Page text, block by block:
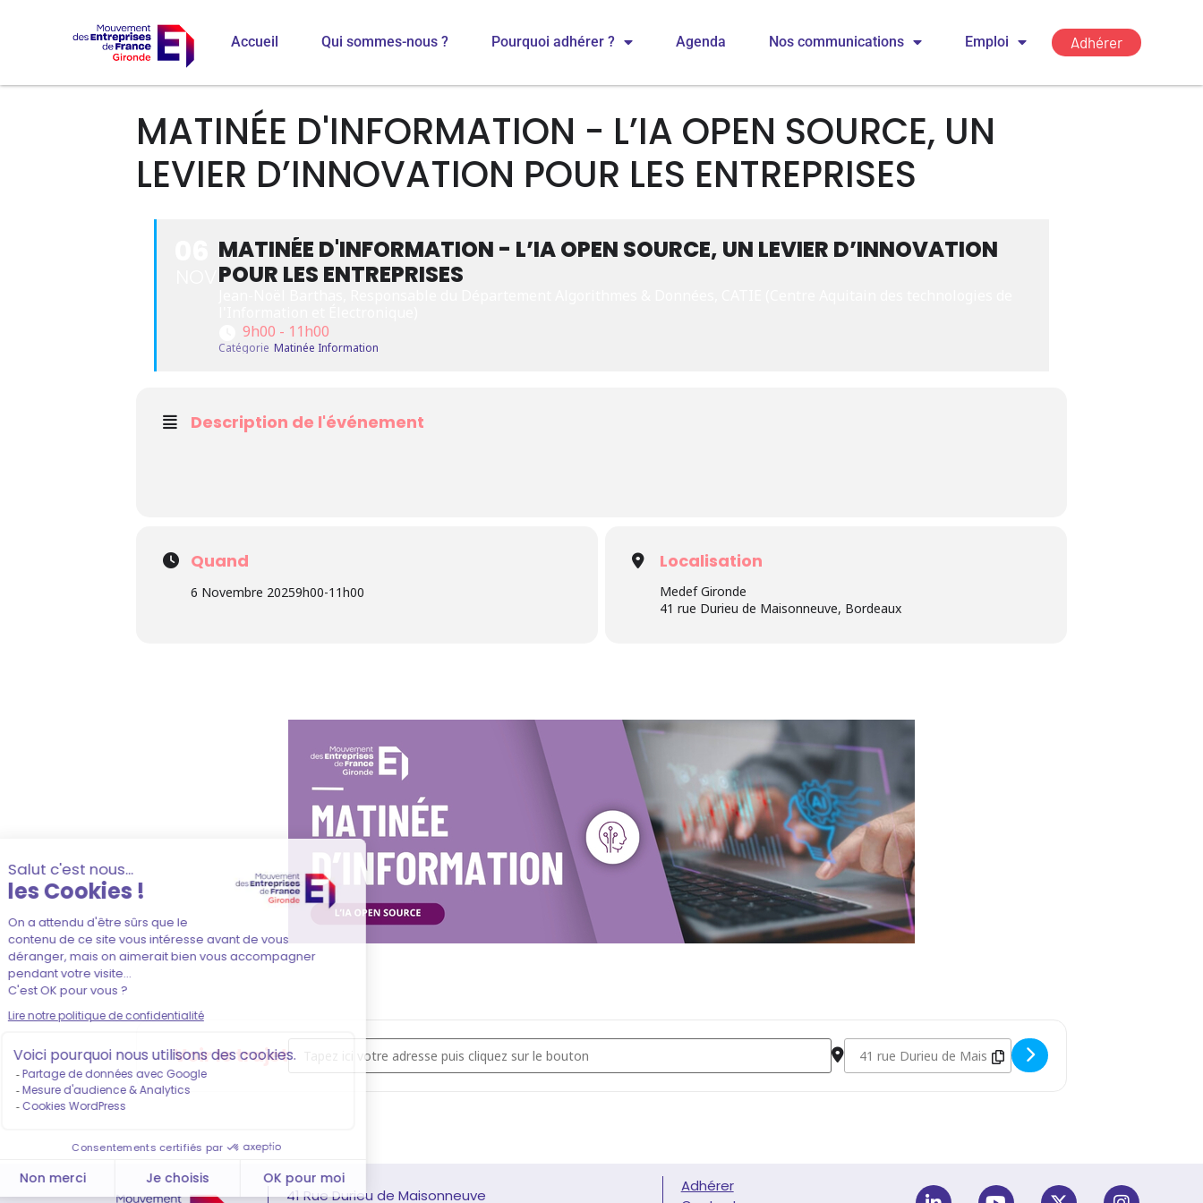
Accueil Qui sommes-nous ? Pourquoi adhérer ? Agenda Nos communications Emploi Adhérer
MATINÉE D'INFORMATION - L’IA OPEN SOURCE, UN
LEVIER D’INNOVATION POUR LES ENTREPRISES
MATINÉE D'INFORMATION - L’IA OPEN SOURCE, UN LEVIER D’INNOVATION
POUR LES ENTREPRISES
9h00 - 11h00
Catégorie Matinée Information
Description de l'événement
Quand
6 Novembre 20259h00-11h00
Localisation
Medef Gironde
41 rue Durieu de Maisonneuve, Bordeaux
Voir le trajetAddress - Matinée d'information - L’IA open source, un levier d’innovation pour les entreprises [uVxZVi2Yf]Destination Address - Matinée d'information - L’IA open
41 Rue Durieu de Maisonneuve
Adhérer